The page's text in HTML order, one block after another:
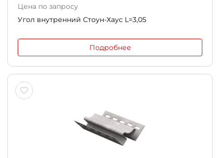
Цена по запросу
Угол внутренний Стоун-Хаус L=3,05
Подробнее